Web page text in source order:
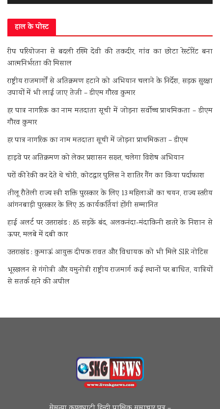
हाल के पोस्ट
रीप परियोजना से बदली रश्मि देवी की तकदीर, गांव का छोटा रेस्टोरेंट बना
आत्मनिर्भरता की मिसाल
राष्ट्रीय राजमार्गों से अतिक्रमण हटाने को अभियान चलाने के निर्देश, सड़क सुरक्षा
उपायों में भी लाई जाए तेजी – डीएम गौरव कुमार
हर पात्र नागरिक का नाम मतदाता सूची में जोड़ना सर्वोच्च प्राथमिकता – डीएम
गौरव कुमार
हर पात्र नागरिक का नाम मतदाता सूची में जोड़ना प्राथमिकता – डीएम
हाइवे पर अतिक्रमण को लेकर प्रशासन सख्त, चलेगा विशेष अभियान
घरों की रेकी कर देते थे चोरी, कोटद्वार पुलिस ने शातिर गैंग का किया पर्दाफाश
तीलू रौतेली राज्य स्त्री शक्ति पुरस्कार के लिए 13 महिलाओं का चयन, राज्य स्तरीय
आंगनबाड़ी पुरस्कार के लिए 35 कार्यकर्तियां होंगी सम्मानित
हाई अलर्ट पर उत्तराखंड : 85 सड़कें बंद, अलकनंदा-मंदाकिनी खतरे के निशान से
ऊपर, मलबे में दबी कार
उत्तराखंड : कुमाऊं आयुक्त दीपक रावत और विधायक को भी मिले SIR नोटिस
भूस्खलन से गंगोत्री और यमुनोत्री राष्ट्रीय राजमार्ग कई स्थानों पर बाधित, यात्रियों
से सतर्क रहने की अपील